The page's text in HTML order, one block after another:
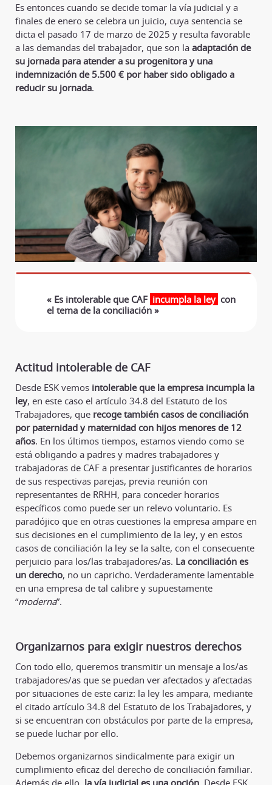
Es entonces cuando se decide tomar la vía judicial y a
finales de enero se celebra un juicio, cuya sentencia se
dicta el pasado 17 de marzo de 2025 y resulta favorable
a las demandas del trabajador, que son la adaptación de
su jornada para atender a su progenitora y una
indemnización de 5.500 € por haber sido obligado a
reducir su jornada.
« Es intolerable que CAF incumpla la ley con
el tema de la conciliación »
Actitud intolerable de CAF
Desde ESK vemos intolerable que la empresa incumpla la
ley, en este caso el artículo 34.8 del Estatuto de los
Trabajadores, que recoge también casos de conciliación
por paternidad y maternidad con hijos menores de 12
años. En los últimos tiempos, estamos viendo como se
está obligando a padres y madres trabajadores y
trabajadoras de CAF a presentar justificantes de horarios
de sus respectivas parejas, previa reunión con
representantes de RRHH, para conceder horarios
específicos como puede ser un relevo voluntario. Es
paradójico que en otras cuestiones la empresa ampare en
sus decisiones en el cumplimiento de la ley, y en estos
casos de conciliación la ley se la salte, con el consecuente
perjuicio para los/las trabajadores/as. La conciliación es
un derecho, no un capricho. Verdaderamente lamentable
en una empresa de tal calibre y supuestamente
“moderna”.
Organizarnos para exigir nuestros derechos
Con todo ello, queremos transmitir un mensaje a los/as
trabajadores/as que se puedan ver afectados y afectadas
por situaciones de este cariz: la ley les ampara, mediante
el citado artículo 34.8 del Estatuto de los Trabajadores, y
si se encuentran con obstáculos por parte de la empresa,
se puede luchar por ello.
Debemos organizarnos sindicalmente para exigir un
cumplimiento eficaz del derecho de conciliación familiar.
Además de ello, la vía judicial es una opción . Desde ESK